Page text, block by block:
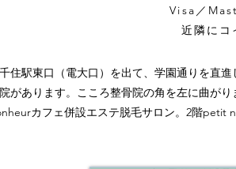
Visa／
近隣にコ
住駅東口（電大口）を出て、学園通りを直
があります。こころ整骨院の角を左に曲が
カフェ併設エステ脱毛サロン。2階petit